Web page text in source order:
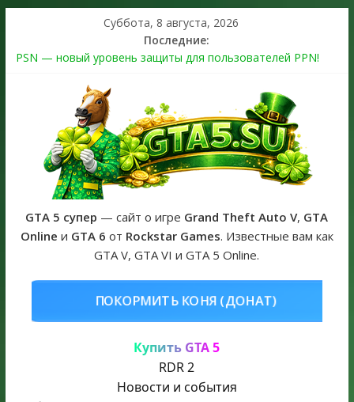
Суббота, 8 августа, 2026
Последние:
PSN — новый уровень защиты для пользователей PPN!
The Kortz Center Heist выйдет в GTA Online уже 14 июля
Регистрация в Rockstar Games Social Club ошибка #1.500.7:
как зарегистрировать аккаунт и войти без проблем в 2026
Получайте особые награды в GTA Online по программе
Fine Art Collector
GTA 6 официальная обложка игры и Предзаказ Grand Theft
Auto VI
GTA 5 супер — сайт о игре Grand Theft Auto V, GTA
Online и GTA 6 от Rockstar Games. Известные вам как
GTA V, GTA VI и GTA 5 Online.
КУПИТЬ GTA 5
Купить GTA 5
RDR 2
Новости и события